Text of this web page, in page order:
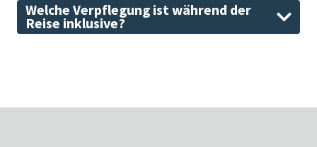
Welche Verpflegung ist während der
Reise inklusive?